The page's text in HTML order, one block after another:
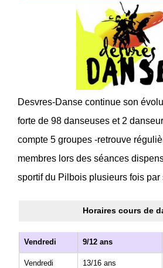
Desvres-Danse continue son
forte de 98 danseuses et 2
compte 5 groupes -retrouve
membres lors des séances
sportif du Pilbois plusieurs fois par
Horaires cours de
Vendredi 9/12 ans
Vendredi 13/16 ans